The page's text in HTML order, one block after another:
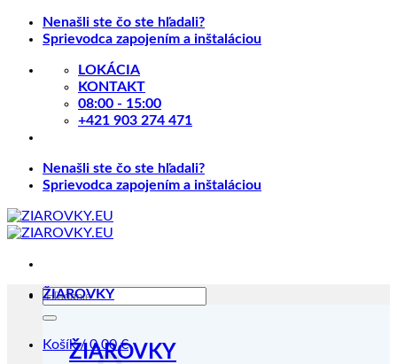
Skip
Nenašli ste čo ste hľadali?
Sprievodca zapojením a inštaláciou
LOKÁCIA
KONTAKT
08:00 - 15:00
+421 903 274 471
Nenašli ste čo ste hľadali?
Sprievodca zapojením a inštaláciou
Hľadať:
Košík /0.00€
ŽIAROVKY
ŽIAROVKY